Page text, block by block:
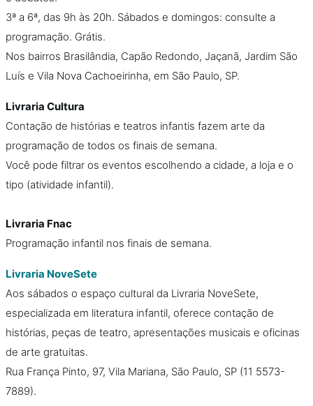
3ª a 6ª, das 9h às 20h. Sábados e domingos: consulte a
programação. Grátis.
Nos bairros Brasilândia, Capão Redondo, Jaçanã, Jardim São
Luís e Vila Nova Cachoeirinha, em São Paulo, SP.
Livraria Cultura
Contação de histórias e teatros infantis fazem arte da
programação de todos os finais de semana.
Você pode filtrar os eventos escolhendo a cidade, a loja e o
tipo (atividade infantil).
Livraria Fnac
Programação infantil nos finais de semana.
Livraria NoveSete
Aos sábados o espaço cultural da Livraria NoveSete,
especializada em literatura infantil, oferece contação de
histórias, peças de teatro, apresentações musicais e oficinas
de arte gratuitas.
Rua França Pinto, 97, Vila Mariana, São Paulo, SP (11 5573-
7889).